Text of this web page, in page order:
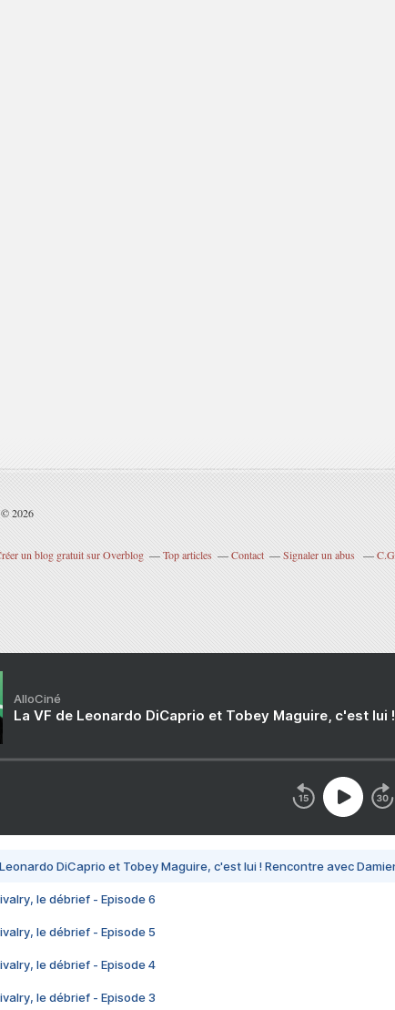
© 2026
un blog gratuit sur Overblog Top articles Contact Signaler un abus
AlloCiné
La VF de Leonardo DiCaprio et Tobey Maguire, c'est lui
DiCaprio et Tobey Maguire, c'est lui ! Rencontre avec
le débrief - Episode 6
le débrief - Episode 5
le débrief - Episode 4
le débrief - Episode 3